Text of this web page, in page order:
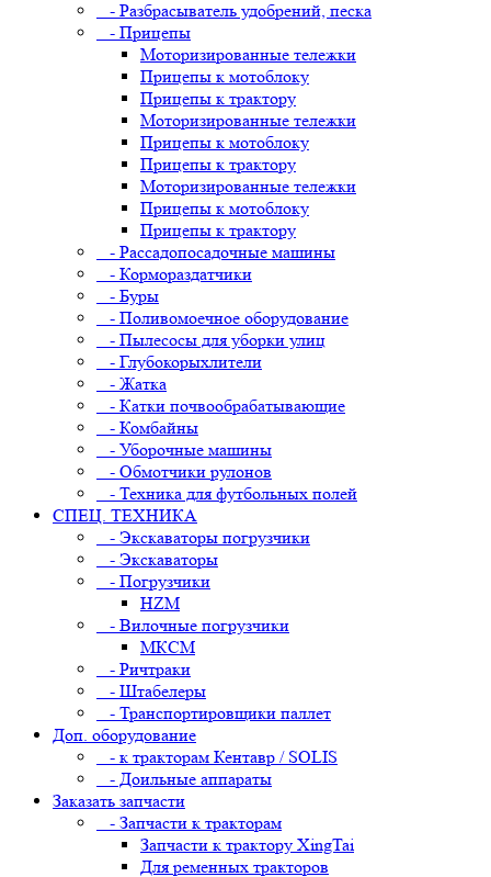
- Разбрасыватель удобрений, песка
- Прицепы
Моторизированные тележки
Прицепы к мотоблоку
Прицепы к трактору
Моторизированные тележки
Прицепы к мотоблоку
Прицепы к трактору
Моторизированные тележки
Прицепы к мотоблоку
Прицепы к трактору
- Рассадопосадочные машины
- Кормораздатчики
- Буры
- Поливомоечное оборудование
- Пылесосы для уборки улиц
- Глубокорыхлители
- Жатка
- Катки почвообрабатывающие
- Комбайны
- Уборочные машины
- Обмотчики рулонов
- Техника для футбольных полей
СПЕЦ. ТЕХНИКА
- Экскаваторы погрузчики
- Экскаваторы
- Погрузчики
HZM
- Вилочные погрузчики
МКСМ
- Ричтраки
- Штабелеры
- Транспортировщики паллет
Доп. оборудование
- к тракторам Кентавр / SOLIS
- Доильные аппараты
Заказать запчасти
- Запчасти к тракторам
Запчасти к трактору XingTai
Для ременных тракторов